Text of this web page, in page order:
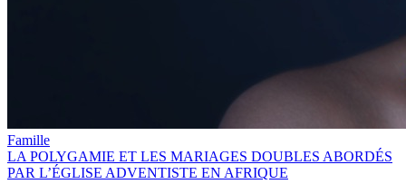
Famille
LA POLYGAMIE ET LES MARIAGES DOUBLES ABORDÉS
PAR L’ÉGLISE ADVENTISTE EN AFRIQUE